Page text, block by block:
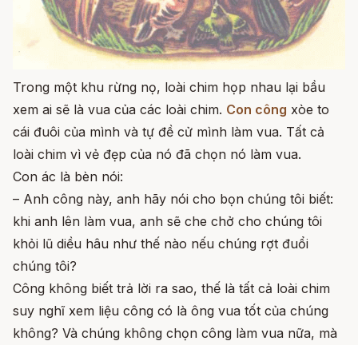
Trong một khu rừng nọ, loài chim họp nhau lại bầu
xem ai sẽ là vua của các loài chim. Con công xòe to
cái đuôi của mình và tự đề cử mình làm vua. Tất cả
loài chim vì vẻ đẹp của nó đã chọn nó làm vua.
Con ác là bèn nói:
– Anh công này, anh hãy nói cho bọn chúng tôi biết:
khi anh lên làm vua, anh sẽ che chở cho chúng tôi
khỏi lũ diều hâu như thế nào nếu chúng rợt đuổi
chúng tôi?
Công không biết trả lời ra sao, thế là tất cả loài chim
suy nghĩ xem liệu công có là ông vua tốt của chúng
không? Và chúng không chọn công làm vua nữa, mà